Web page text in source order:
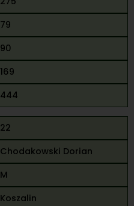
79
90
169
444
22
Chodakowski Dorian
M
Koszalin